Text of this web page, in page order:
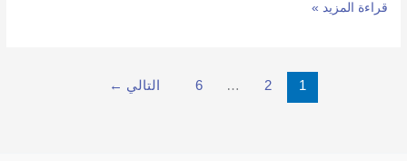
قراءة المزيد »
1
2
…
6 التالي ←